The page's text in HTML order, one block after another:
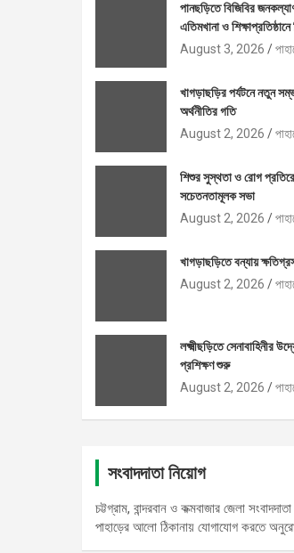
পানছড়িতে বিজিবির
এতিমখানা ও
August 3, 2026
খাগড়াছড়ির পর্যটনে নতুন
অর্থনীতির গতি
August 2, 2026
শিশুর সুস্থতা ও রোগ
সচেতনতামূলক সভা
August 2, 2026
খাগড়াছড়িতে বন্যায়
August 2, 2026
লক্ষ্মীছড়িতে সেনাবাহিনীর
প্রশিক্ষণ শুরু
August 2, 2026
সংবাদদাতা নিয়োগ
চট্টগ্রাম, বান্দরবান ও কক্মবাজার জেলা
পাহাড়ের আলো ঠিকানায় যোগাযোগ করতে